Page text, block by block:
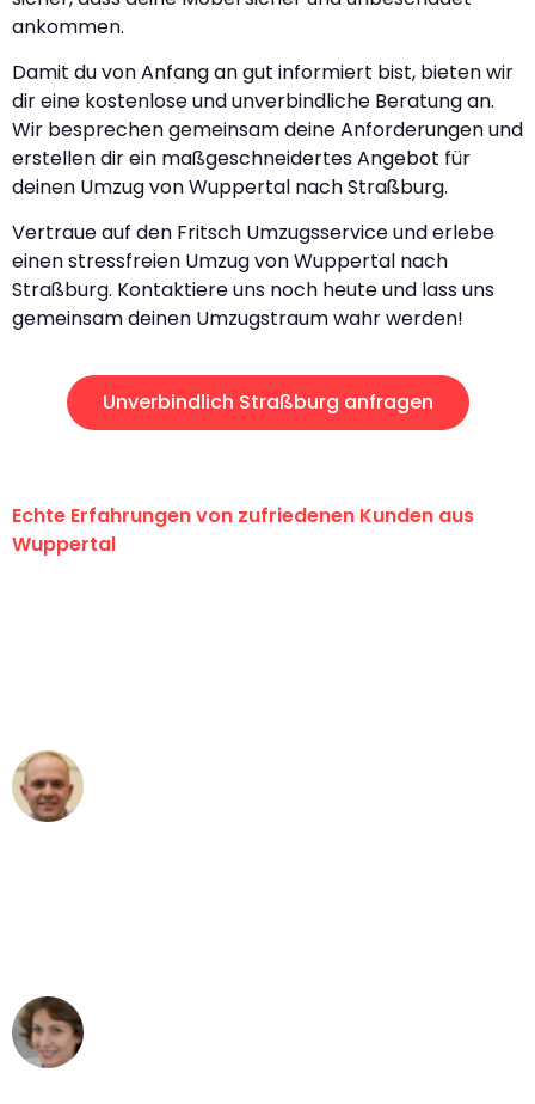
ankommen.
Damit du von Anfang an gut informiert bist, bieten wir
dir eine kostenlose und unverbindliche Beratung an.
Wir besprechen gemeinsam deine Anforderungen und
erstellen dir ein maßgeschneidertes Angebot für
deinen Umzug von Wuppertal nach Straßburg.
Vertraue auf den Fritsch Umzugsservice und erlebe
einen stressfreien Umzug von Wuppertal nach
Straßburg. Kontaktiere uns noch heute und lass uns
gemeinsam deinen Umzugstraum wahr werden!
Unverbindlich Straßburg anfragen
Echte Erfahrungen von zufriedenen Kunden aus
Wuppertal